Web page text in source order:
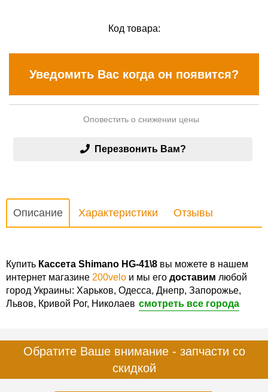
Код товара:
Уведомить Вас когда он появится?
Оповестить о снижении цены
Перезвонить Вам?
Описание Характеристики Отзывы
Купить Кассета Shimano HG-41\8 вы можете в нашем
интернет магазине 200velo и мы его доставим любой
город Украины: Харьков, Одесса, Днепр, Запорожье,
Львов, Кривой Рог, Николаев смотреть все города
Обратите Ваше внимание - запчасти со
скидкой